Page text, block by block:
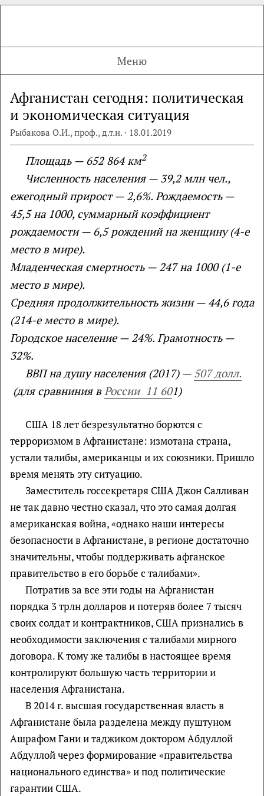
Меню
Афганистан сегодня: политическая
и экономическая ситуация
Рыбакова О.И., проф., д.т.н. · 18.01.2019
Площадь — 652 864 км2
Численность населения — 39,2 млн чел.,
ежегодный прирост — 2,6%. Рождаемость —
45,5 на 1000, суммарный коэффициент
рождаемости — 6,5 рождений на женщину (4-е
место в мире).
Младенческая смертность — 247 на 1000 (1-е
место в мире).
Средняя продолжительность жизни — 44,6 года
(214-е место в мире).
Городское население — 24%. Грамотность —
32%.
ВВП на душу населения (2017) — 507 долл.
(для сравниния вРоссии 11 601)
США 18 лет безрезультатно борются с
терроризмом в Афганистане: измотана страна,
устали талибы, американцы и их союзники. Пришло
время менять эту ситуацию.
Заместитель госсекретаря США Джон Салливан
не так давно честно сказал, что это самая долгая
американская война, «однако наши интересы
безопасности в Афганистане, в регионе достаточно
значительны, чтобы поддерживать афганское
правительство в его борьбе с талибами».
Потратив за все эти годы на Афганистан
порядка 3 трлн долларов и потеряв более 7 тысяч
своих солдат и контрактников, США признались в
необходимости заключения с талибами мирного
договора. К тому же талибы в настоящее время
контролируют большую часть территории и
населения Афганистана.
В 2014 г. высшая государственная власть в
Афганистане была разделена между пуштуном
Ашрафом Гани и таджиком доктором Абдуллой
Абдуллой через формирование «правительства
национального единства» и под политические
гарантии США.